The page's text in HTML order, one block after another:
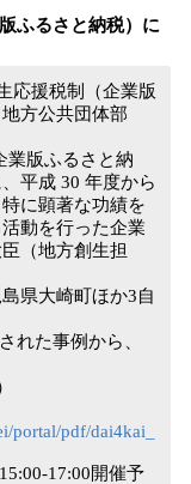
ふるさと納税）に
援税制（企業版
方公共団体部
版ふるさと納
平成 30 年度から
に顕著な功績を
動を行った企業
（地方創生担
県大崎町ほか3自
た事例から、
portal/pdf/dai4kai_
17:00開催予